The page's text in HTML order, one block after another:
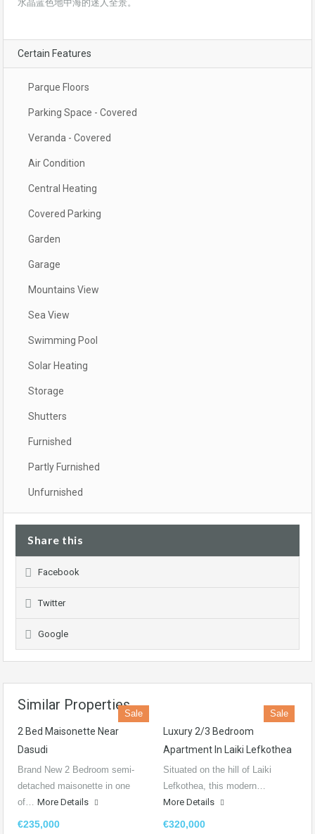
水晶蓝色地中海的迷人全景。
Certain Features
Parque Floors
Parking Space - Covered
Veranda - Covered
Air Condition
Central Heating
Covered Parking
Garden
Garage
Mountains View
Sea View
Swimming Pool
Solar Heating
Storage
Shutters
Furnished
Partly Furnished
Unfurnished
Share this
Facebook
Twitter
Google
Similar Properties
Sale
2 Bed Maisonette Near
Dasudi
Brand New 2 Bedroom semi-
detached maisonette in one
of… More Details
€235,000
Sale
Luxury 2/3 Bedroom
Apartment In Laiki Lefkothea
Situated on the hill of Laiki
Lefkothea, this modern…
More Details
€320,000